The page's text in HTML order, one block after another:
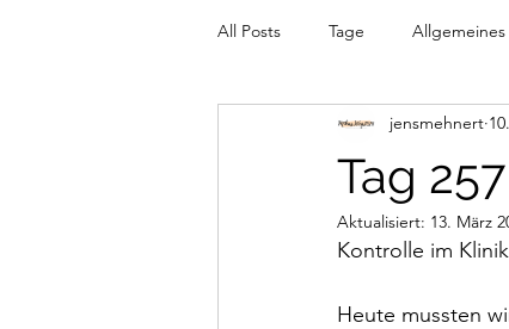
All Posts Tage Allgemeines
Tag 257
jensmehnert
Aktualisiert: 13. März
Kontrolle im
Heute mussten